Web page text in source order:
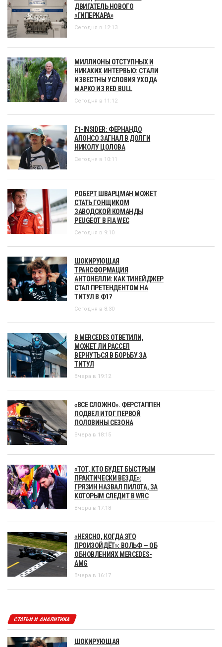
ДВИГАТЕЛЬ НОВОГО
«ГИПЕРКАРА»
Сегодня в 12:13
МИЛЛИОНЫ ОТСТУПНЫХ И
НИКАКИХ ИНТЕРВЬЮ: СТАЛИ
ИЗВЕСТНЫ УСЛОВИЯ УХОДА
МАРКО ИЗ RED BULL
Сегодня в 11:12
F1-INSIDER: ФЕРНАНДО
АЛОНСО ЗАГНАЛ В ДОЛГИ
НИКОЛУ ЦОЛОВА
Сегодня в 10:11
РОБЕРТ ШВАРЦМАН МОЖЕТ
СТАТЬ ГОНЩИКОМ
ЗАВОДСКОЙ КОМАНДЫ
PEUGEOT В FIA WEC
Сегодня в 9:10
ШОКИРУЮЩАЯ
ТРАНСФОРМАЦИЯ
АНТОНЕЛЛИ: КАК ТИНЕЙДЖЕР
СТАЛ ПРЕТЕНДЕНТОМ НА
ТИТУЛ В Ф1?
Сегодня в 8:30
В MERCEDES ОТВЕТИЛИ,
МОЖЕТ ЛИ РАССЕЛ
ВЕРНУТЬСЯ В БОРЬБУ ЗА
ТИТУЛ
Вчера в 19:12
«ВСЕ СЛОЖНО». ФЕРСТАППЕН
ПОДВЕЛ ИТОГ ПЕРВОЙ
ПОЛОВИНЫ СЕЗОНА
Вчера в 18:15
«ТОТ, КТО БУДЕТ БЫСТРЫМ
ПРАКТИЧЕСКИ ВЕЗДЕ»:
ГРЯЗИН НАЗВАЛ ПИЛОТА, ЗА
КОТОРЫМ СЛЕДИТ В WRC
Вчера в 17:18
«НЕЯСНО, КОГДА ЭТО
ПРОИЗОЙДЁТ»: ВОЛЬФ — ОБ
ОБНОВЛЕНИЯХ MERCEDES-
AMG
Вчера в 16:17
СТАТЬИ И АНАЛИТИКА
ШОКИРУЮЩАЯ